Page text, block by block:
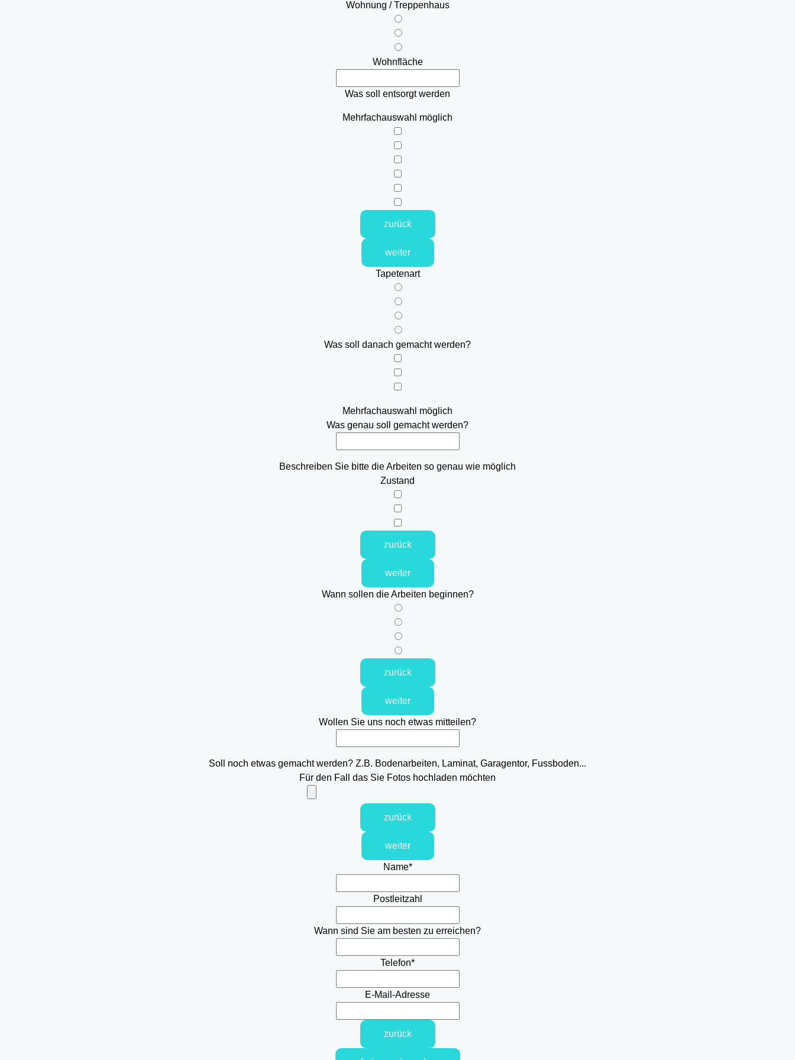
Wohnung / Treppenhaus
Wohnfläche
Was soll entsorgt werden
Mehrfachauswahl möglich
zurück
weiter
Tapetenart
Was soll danach gemacht werden?
Mehrfachauswahl möglich
Was genau soll gemacht werden?
Beschreiben Sie bitte die Arbeiten so genau wie möglich
Zustand
zurück
weiter
Wann sollen die Arbeiten beginnen?
zurück
weiter
Wollen Sie uns noch etwas mitteilen?
Soll noch etwas gemacht werden? Z.B. Bodenarbeiten, Laminat, Garagentor, Fussboden...
Für den Fall das Sie Fotos hochladen möchten
zurück
weiter
Name*
Postleitzahl
Wann sind Sie am besten zu erreichen?
Telefon*
E-Mail-Adresse
zurück